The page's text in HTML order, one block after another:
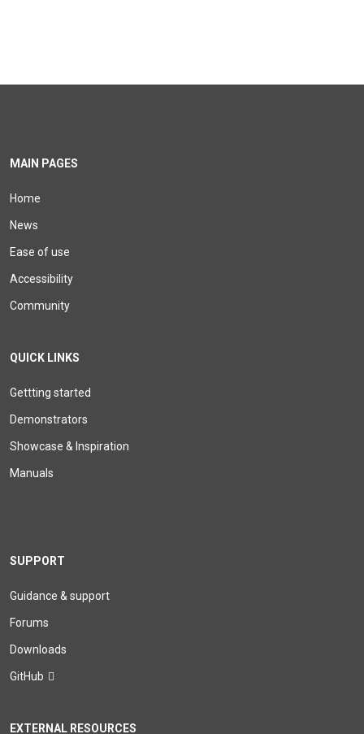
MAIN PAGES
Home
News
Ease of use
Accessibility
Community
QUICK LINKS
Gettting started
Demonstrators
Showcase & Inspiration
Manuals
SUPPORT
Guidance & support
Forums
Downloads
GitHub
EXTERNAL RESOURCES